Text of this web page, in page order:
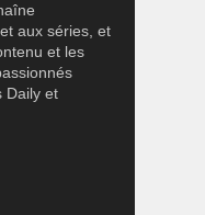
aux séries, et
et les
Daily et